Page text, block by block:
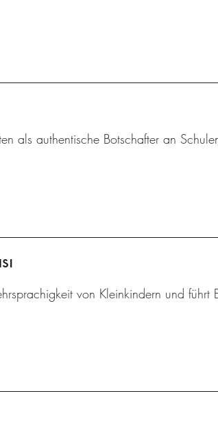
als authentische Botschafter an
von Kleinkindern und führt